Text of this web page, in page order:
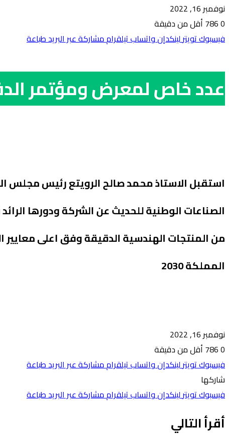
نوفمبر 16, 2022
0
أقل من دقيقة
فيسبوكتويترلينكدإنواتسابتيلقراممشاركة عبر البريدطباعة
عدد خاص لمعرض ومؤتمر
استقبل الاستاذ محمد صالح الرويتع رئيس مجلس
الصناعات الوطنية للحديث عن الشركة ودورها
من المنتجات الهندسية الدقيقة وفق اعلى
المملكة 2030
نوفمبر 16, 2022
0
أقل من دقيقة
فيسبوكتويترلينكدإنواتسابتيلقراممشاركة عبر البريدطباعة
شاركها
فيسبوكتويترلينكدإنواتسابتيلقراممشاركة عبر البريدطباعة
أقرأ التالي